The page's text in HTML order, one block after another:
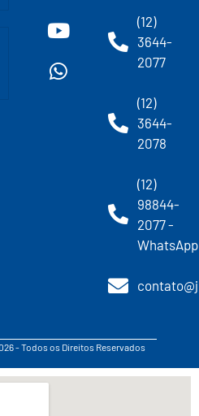
(12)
3644-
2077
(12)
3644-
2078
(12)
98844-
2077 -
WhatsApp
- Todos os Direitos Reservados